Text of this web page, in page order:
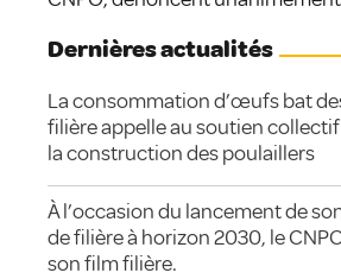
Dernières actualités
La consommation d’œufs bat
filière appelle au soutien
la construction des poulaillers
À l’occasion du lancement de
de filière à horizon 2030, le
son film filière.